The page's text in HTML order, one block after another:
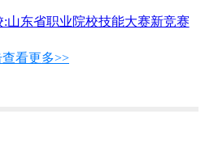
山东省职业院校技能大赛新竞赛
湘西州人社局领导看望对口扶贫
赛在烟台工贸技师学院开赛
查看更多>>